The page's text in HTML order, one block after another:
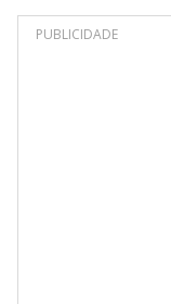
PUBLICIDADE